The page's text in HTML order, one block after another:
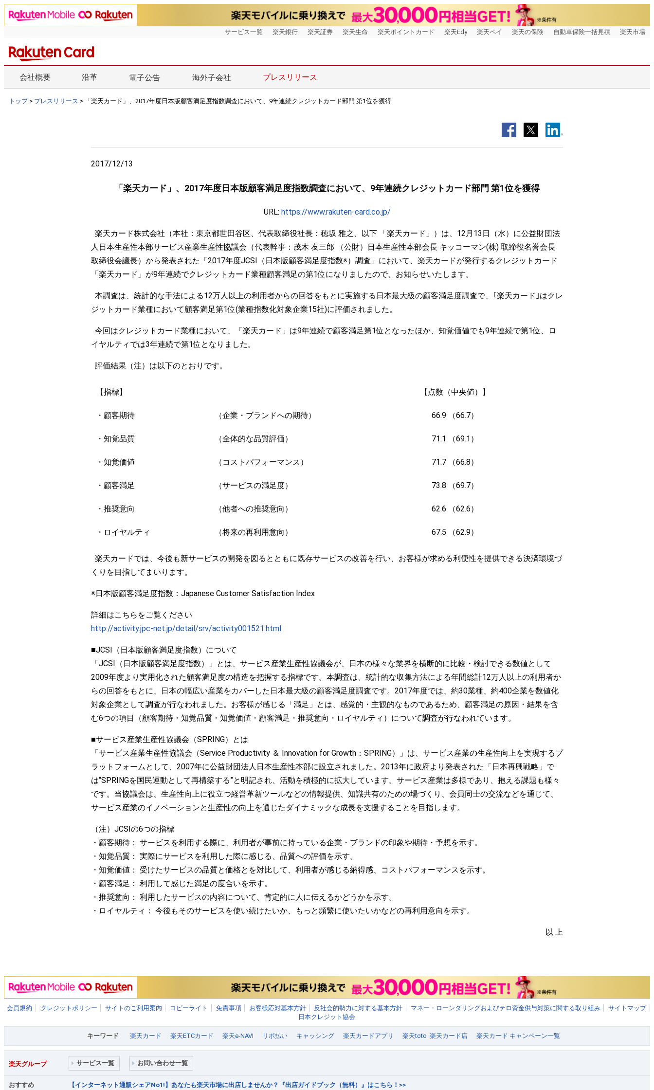
サービス一覧 楽天銀行 楽天証券 楽天生命 楽天ポイントカード 楽天Edy 楽天ペイ 楽天の保険 自動車保険一括見積 楽天市場
会社概要 沿革 電子公告 海外子会社 プレスリリース
トップ> プレスリリース > 「楽天カード」、2017年度日本版顧客満足度指数調査において、9年連続クレジットカード部門 第1位を獲得
2017/12/13
「楽天カード」、2017年度日本版顧客満足度指数調査において、9年連続クレジットカード部門 第1位を獲得
URL: https://www.rakuten-card.co.jp/
楽天カード株式会社（本社：東京都世田谷区、代表取締役社長：穂坂 雅之、以下 「楽天カード」）は、12月13日（水）に公益財団法
人日本生産性本部サービス産業生産性協議会（代表幹事：茂木 友三郎 （公財）日本生産性本部会長 キッコーマン(株) 取締役名誉会長
取締役会議長）から発表された「2017年度JCSI（日本版顧客満足度指数※）調査」において、楽天カードが発行するクレジットカード
「楽天カード」が9年連続でクレジットカード業種顧客満足の第1位になりましたので、お知らせいたします。
本調査は、統計的な手法による12万人以上の利用者からの回答をもとに実施する日本最大級の顧客満足度調査で、｢楽天カード｣はクレ
ジットカード業種において顧客満足第1位(業種指数化対象企業15社)に評価されました。
今回はクレジットカード業種において、「楽天カード」は9年連続で顧客満足第1位となったほか、知覚価値でも9年連続で第1位、ロ
イヤルティでは3年連続で第1位となりました。
評価結果（注）は以下のとおりです。
【指標】 【点数（中央値）】
・顧客期待 （企業・ブランドへの期待） 66.9 （66.7）
・知覚品質 （全体的な品質評価） 71.1 （69.1）
・知覚価値 （コストパフォーマンス） 71.7 （66.8）
・顧客満足 （サービスの満足度） 73.8 （69.7）
・推奨意向 （他者への推奨意向） 62.6 （62.6）
・ロイヤルティ （将来の再利用意向） 67.5 （62.9）
楽天カードでは、今後も新サービスの開発を図るとともに既存サービスの改善を行い、お客様が求める利便性を提供できる決済環境づ
くりを目指してまいります。
※日本版顧客満足度指数：Japanese Customer Satisfaction Index
詳細はこちらをご覧ください
http://activity.jpc-net.jp/detail/srv/activity001521.html
■JCSI（日本版顧客満足度指数）について
「JCSI（日本版顧客満足度指数）」とは、サービス産業生産性協議会が、日本の様々な業界を横断的に比較・検討できる数値として
2009年度より実用化された顧客満足度の構造を把握する指標です。本調査は、統計的な収集方法による年間総計12万人以上の利用者か
らの回答をもとに、日本の幅広い産業をカバーした日本最大級の顧客満足度調査です。2017年度では、約30業種、約400企業を数値化
対象企業として調査が行なわれました。お客様が感じる「満足」とは、感覚的・主観的なものであるため、顧客満足の原因・結果を含
む6つの項目（顧客期待・知覚品質・知覚価値・顧客満足・推奨意向・ロイヤルティ）について調査が行なわれています。
■サービス産業生産性協議会（SPRING）とは
「サービス産業生産性協議会（Service Productivity ＆ Innovation for Growth：SPRING）」は、サービス産業の生産性向上を実現するプ
ラットフォームとして、2007年に公益財団法人日本生産性本部に設立されました。2013年に政府より発表された「日本再興戦略」で
は“SPRINGを国民運動として再構築する”と明記され、活動を積極的に拡大しています。サービス産業は多様であり、抱える課題も様々
です。当協議会は、生産性向上に役立つ経営革新ツールなどの情報提供、知識共有のための場づくり、会員同士の交流などを通じて、
サービス産業のイノベーションと生産性の向上を通じたダイナミックな成長を支援することを目指します。
（注）JCSIの6つの指標
・顧客期待： サービスを利用する際に、利用者が事前に持っている企業・ブランドの印象や期待・予想を示す。
・知覚品質： 実際にサービスを利用した際に感じる、品質への評価を示す。
・知覚価値： 受けたサービスの品質と価格とを対比して、利用者が感じる納得感、コストパフォーマンスを示す。
・顧客満足： 利用して感じた満足の度合いを示す。
・推奨意向： 利用したサービスの内容について、肯定的に人に伝えるかどうかを示す。
・ロイヤルティ： 今後もそのサービスを使い続けたいか、もっと頻繁に使いたいかなどの再利用意向を示す。
以 上
会員規約 クレジットポリシー サイトのご利用案内 コピーライト 免責事項 お客様応対基本方針 反社会的勢力に対する基本方針 マネー・ローンダリングおよびテロ資金供与対策に関する取り組み
サイトマップ
日本クレジット協会
キーワード 楽天カード 楽天ETCカード 楽天e-NAVI リボ払い キャッシング 楽天カードアプリ 楽天toto 楽天カード店 楽天カード キャンペーン一覧
楽天グループ サービス一覧 お問い合わせ一覧
おすすめ 【インターネット通販シェアNo1!】あなたも楽天市場に出店しませんか？『出店ガイドブック（無料）』はこちら！>>